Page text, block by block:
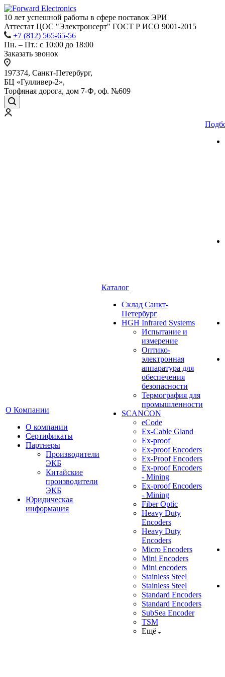
10 лет успешной работы в сфере поставок ЭРИ
Аттестат ЦОС "Электронсерт" ГОСТ Р ИСО 9001-2015
+7 (812) 565-65-56
Пн. – Пт.: с 10:00 до 18:00
Заказать звонок
197374, Санкт-Петербург,
БЦ «Гулливер-2»,
Торфяная дорога, дом 7-Ф, оф. №609
О Компании
О компании
Сертификаты
Партнеры
Производители
ЭКБ
Китайские
производители
ЭКБ
Юридическая
информация
Каталог
Cклад Санкт-
Петербург
HGH Infrared Systems
Испытание и
измерение
Оптико-
электронная
аппаратура для
обеспечения
безопасности
Термография для
промышленности
SCANCON
eCode
Ex-Cable Gland
Ex-proof
Ex-proof Encoders
Ex-Proof Encoders
Ex-proof Encoders
- Mining
Ex-proof Encoders
- Mining
Fiber Optic
Heavy Duty
Encoders
Heavy Duty
Encoders
Micro Encoders
Mini Encoders
Mini encoders
Stainless Steel
Stainless Steel
Standard Encoders
Standard Encoders
SubSea Encoder
TSM
Ещё